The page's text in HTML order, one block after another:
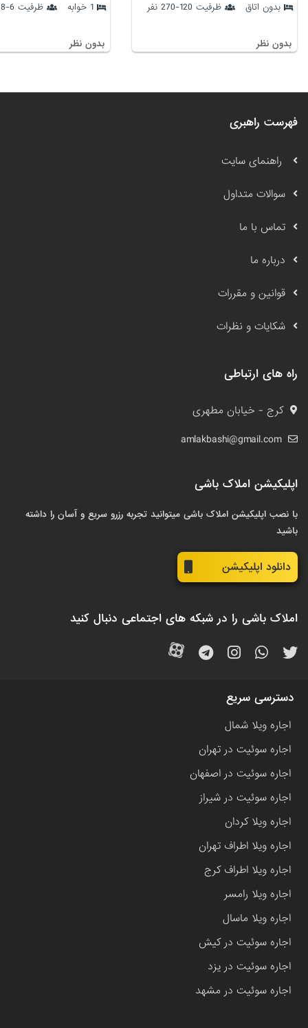
بدون اتاق ظرفیت 120-270 نفر
بدون نظر
1 خوابه ظرفیت 6-8 نفر
بدون نظر
فهرست راهبری
راهنمای سایت
سوالات متداول
تماس با ما
درباره ما
قوانین و مقررات
شکایات و نظرات
راه های ارتباطی
کرج - خیابان مطهری
amlakbashi@gmail.com
اپلیکیشن املاک باشی
با نصب اپلیکیشن املاک باشی میتوانید تجربه رزرو سریع و آسان را داشته
باشید
دانلود اپلیکیشن
املاک باشی را در شبکه های اجتماعی دنبال کنید
دسترسی سریع
اجاره ویلا شمال
اجاره سوئیت در تهران
اجاره سوئیت در اصفهان
اجاره سوئیت در شیراز
اجاره ویلا کردان
اجاره ویلا اطراف تهران
اجاره ویلا اطراف کرج
اجاره ویلا رامسر
اجاره ویلا ماسال
اجاره سوئیت در کیش
اجاره سوئیت در یزد
اجاره سوئیت در مشهد